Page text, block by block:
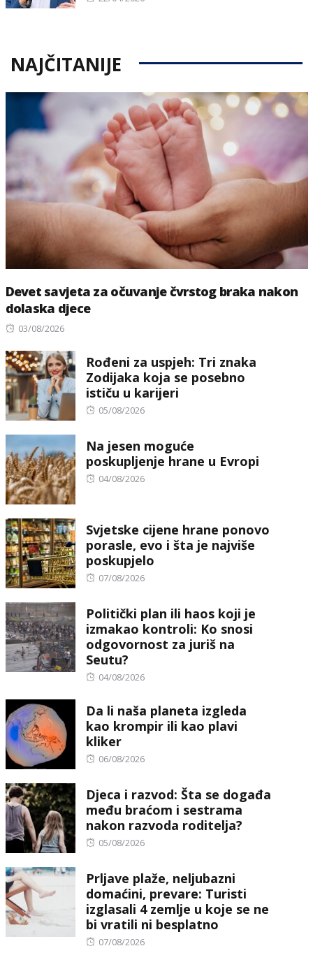
NAJČITANIJE
Devet savjeta za očuvanje čvrstog braka nakon
dolaska djece
Posted
03/08/2026
Rođeni za uspjeh: Tri znaka
Zodijaka koja se posebno
ističu u karijeri
Posted
05/08/2026
Na jesen moguće
poskupljenje hrane u Evropi
Posted
04/08/2026
Svjetske cijene hrane ponovo
porasle, evo i šta je najviše
poskupjelo
Posted
07/08/2026
Politički plan ili haos koji je
izmakao kontroli: Ko snosi
odgovornost za juriš na
Seutu?
Posted
04/08/2026
Da li naša planeta izgleda
kao krompir ili kao plavi
kliker
Posted
06/08/2026
Djeca i razvod: Šta se događa
među braćom i sestrama
nakon razvoda roditelja?
Posted
05/08/2026
Prljave plaže, neljubazni
domaćini, prevare: Turisti
izglasali 4 zemlje u koje se ne
bi vratili ni besplatno
Posted
07/08/2026